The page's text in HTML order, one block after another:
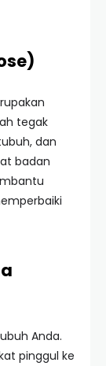
tegak
dan
badan
Anda.
pinggul ke